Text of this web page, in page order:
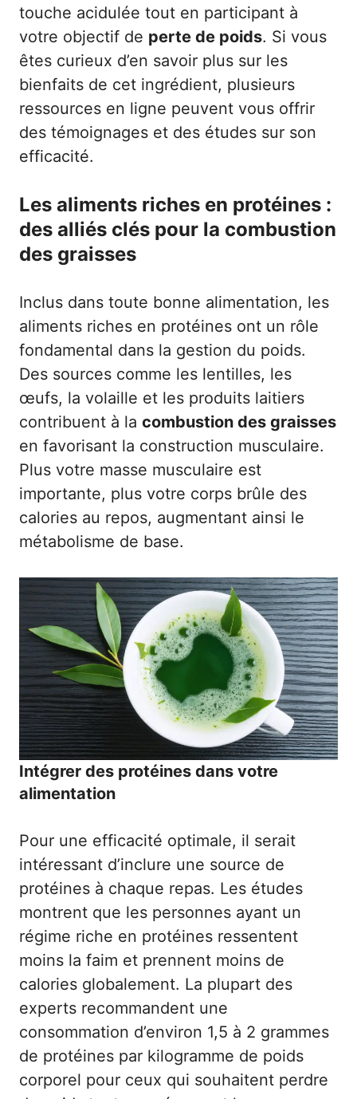
touche acidulée tout en participant à
votre objectif de perte de poids. Si vous
êtes curieux d’en savoir plus sur les
bienfaits de cet ingrédient, plusieurs
ressources en ligne peuvent vous offrir
des témoignages et des études sur son
efficacité.
Les aliments riches en protéines :
des alliés clés pour la combustion
des graisses
Inclus dans toute bonne alimentation, les
aliments riches en protéines ont un rôle
fondamental dans la gestion du poids.
Des sources comme les lentilles, les
œufs, la volaille et les produits laitiers
contribuent à la combustion des graisses
en favorisant la construction musculaire.
Plus votre masse musculaire est
importante, plus votre corps brûle des
calories au repos, augmentant ainsi le
métabolisme de base.
Intégrer des protéines dans votre
alimentation
Pour une efficacité optimale, il serait
intéressant d’inclure une source de
protéines à chaque repas. Les études
montrent que les personnes ayant un
régime riche en protéines ressentent
moins la faim et prennent moins de
calories globalement. La plupart des
experts recommandent une
consommation d’environ 1,5 à 2 grammes
de protéines par kilogramme de poids
corporel pour ceux qui souhaitent perdre